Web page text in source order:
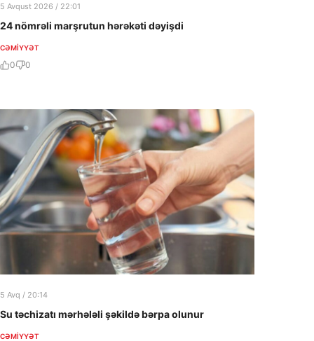
5 Avqust 2026 / 22:01
24 nömrəli marşrutun hərəkəti dəyişdi
CƏMIYYƏT
0 0
5 Avq / 20:14
Su təchizatı mərhələli şəkildə bərpa olunur
CƏMIYYƏT